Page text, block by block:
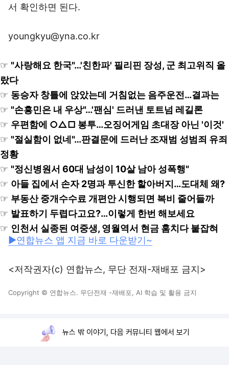
서 확인하면 된다.
youngkyu@yna.co.kr
☞ "사랑해요 한국"…'친한파' 필리핀 장성, 군 최고위직 올
랐다
☞ 동승자 창틀에 앉았는데 거침없는 음주운전…결과는
☞ "손흥민은 내 우상"…'팬심' 드러낸 토트넘 레길론
☞ 우편함에 ○△□ 봉투…오징어게임 초대장 아닌 '이것'
☞ "절실함이 없네"…판결문에 드러난 조재범 성범죄 유죄
정황
☞ "정신병원서 60대 남성이 10살 남아 성폭행"
☞ 아들 집에서 손자 2명과 투신한 할아버지…도대체 왜?
☞ 부동산 중개수수료 개편안 시행되면 복비 줄어들까
☞ 발표하기 두렵다고요?…이렇게 한번 해보세요
☞ 인천서 실종된 여중생, 영월역서 현금 훔치다 붙잡혀
▶연합뉴스 앱 지금 바로 다운받기~
<저작권자(c) 연합뉴스, 무단 전재-재배포 금지>
Copyright © 연합뉴스. 무단전재 -재배포, AI 학습 및 활용 금지
뉴스 밖 이야기, 다음 커뮤니티 웹에서 보기